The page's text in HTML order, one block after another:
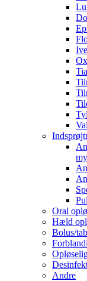
Oral
Hæld
Bolus/
Andre